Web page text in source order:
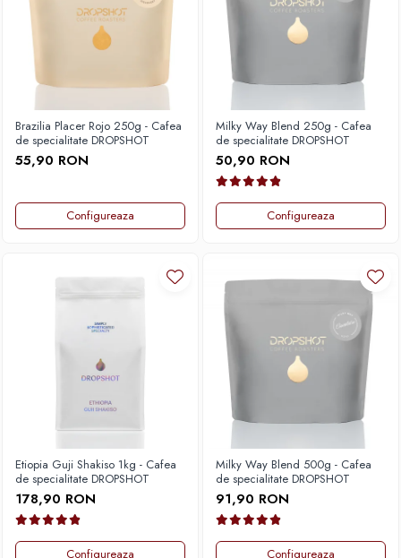
Brazilia Placer Rojo 250g - Cafea
de specialitate DROPSHOT
55,90 RON
Configureaza
Milky Way Blend 250g - Cafea
de specialitate DROPSHOT
50,90 RON
Configureaza
Etiopia Guji Shakiso 1kg - Cafea
de specialitate DROPSHOT
178,90 RON
Configureaza
Milky Way Blend 500g - Cafea
de specialitate DROPSHOT
91,90 RON
Configureaza